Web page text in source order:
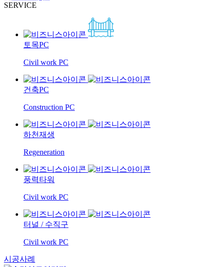
SERVICE
토목PC
Civil work PC
건축PC
Construction PC
하천재생
Regeneration
풍력타워
Civil work PC
터널 / 수직구
Civil work PC
시공사례